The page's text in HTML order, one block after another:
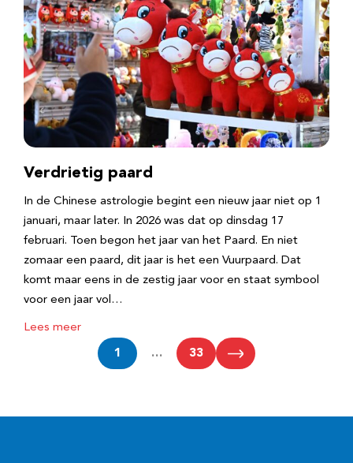
Verdrietig paard
In de Chinese astrologie begint een nieuw jaar niet op 1
januari, maar later. In 2026 was dat op dinsdag 17
februari. Toen begon het jaar van het Paard. En niet
zomaar een paard, dit jaar is het een Vuurpaard. Dat
komt maar eens in de zestig jaar voor en staat symbool
voor een jaar vol…
Lees meer
1 … 33